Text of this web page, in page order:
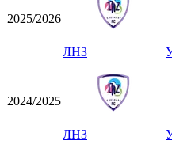
2025/2026
ЛНЗ
2024/2025
ЛНЗ